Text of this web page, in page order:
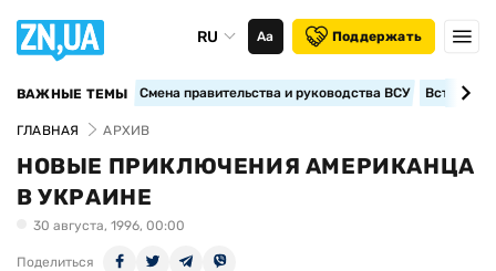
RU Аа Поддержать
ВАЖНЫЕ ТЕМЫ Смена правительства и руководства ВСУ
ГЛАВНАЯ АРХИВ
НОВЫЕ ПРИКЛЮЧЕНИЯ АМЕРИКАНЦА
В УКРАИНЕ
30 августа, 1996, 00:00
Поделиться